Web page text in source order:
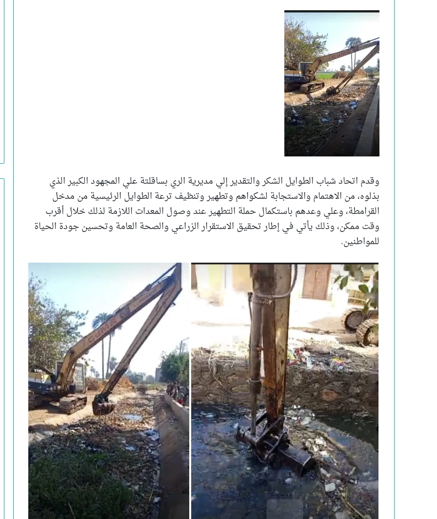
وقدم اتحاد شباب الطوايل الشكر والتقدير إلي مديرية الري بساقلتة علي المجهود الكبير الذي
بذلوه، من الاهتمام والاستجابة لشكواهم وتطهير وتنظيف ترعة الطوايل الرئيسية من مدخل
القرامطة، وعلي وعدهم باستكمال حملة التطهير عند وصول المعدات اللازمة لذلك خلال أقرب
وقت ممكن، وذلك يأتي في إطار تحقيق الاستقرار الزراعي والصحة العامة وتحسين جودة الحياة
للمواطنين.